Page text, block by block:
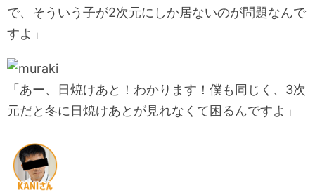
で、そういう子が2次元にしか居ないのが問題なんで
すよ」
「あー、日焼けあと！わかります！僕も同じく、3次
元だと冬に日焼けあとが見れなくて困るんですよ」